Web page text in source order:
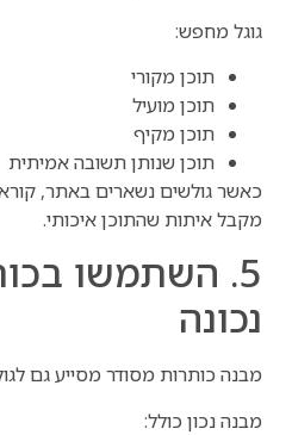
גוגל מחפש:
תוכן מקורי
תוכן מועיל
תוכן מקיף
תוכן שנותן תשובה אמיתית
כאשר גולשים נשארים באתר,
מקבל איתות שהתוכן איכותי.
5. השתמשו
נכונה
מבנה כותרות מסודר מסייע גם
מבנה נכון כולל: